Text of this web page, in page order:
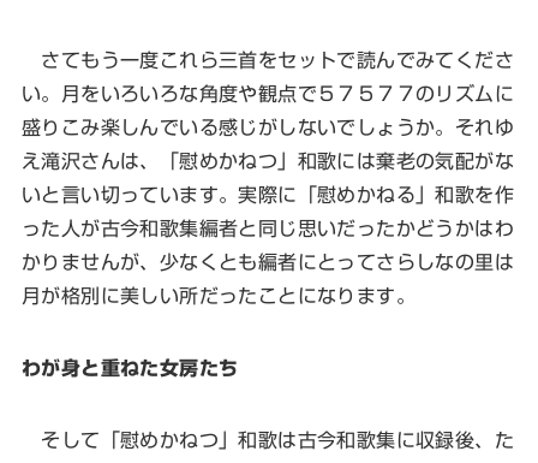
さてもう一度これら三首をセットで読んでみてくださ
い。月をいろいろな角度や観点で５７５７７のリズムに
盛りこみ楽しんでいる感じがしないでしょうか。それゆ
え滝沢さんは、「慰めかねつ」和歌には棄老の気配がな
いと言い切っています。実際に「慰めかねる」和歌を作
った人が古今和歌集編者と同じ思いだったかどうかはわ
かりませんが、少なくとも編者にとってさらしなの里は
月が格別に美しい所だったことになります。
わが身と重ねた女房たち
そして「慰めかねつ」和歌は古今和歌集に収録後、た